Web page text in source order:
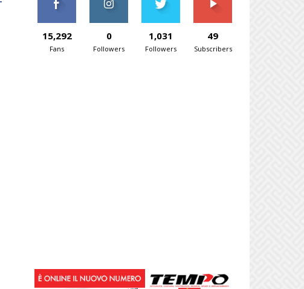
15,292
Fans
0
Followers
1,031
Followers
49
Subscribers